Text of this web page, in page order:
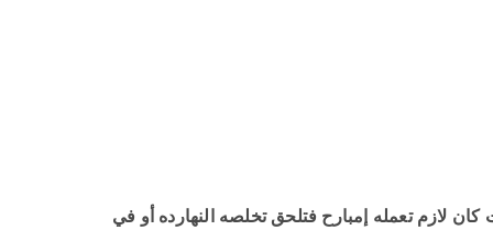
لازم تعمله إمبارح فتلحق تخلصه النهارده أو في